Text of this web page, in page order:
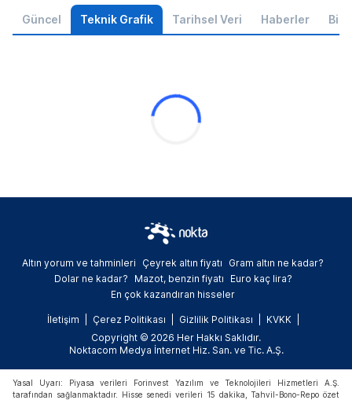
Güncel Teknik Grafik Tarihsel Veri Haberler Bilgi
Altın yorum ve tahminleri Çeyrek altın fiyatı
Gram altın ne kadar?
Dolar ne kadar?
Mazot, benzin fiyatı
Euro kaç lira?
En çok kazandıran hisseler
İletişim Çerez Politikası Gizlilik Politikası
KVKK
Copyright © 2026 Her Hakkı Saklıdır.
Noktacom Medya İnternet Hiz. San. ve Tic. A.Ş.
Yasal Uyarı: Piyasa verileri Forinvest Yazılım ve Teknolojileri Hizmetleri A.Ş.
tarafından sağlanmaktadır. Hisse senedi verileri 15 dakika, Tahvil-Bono-Repo özet